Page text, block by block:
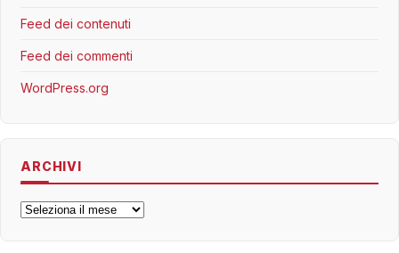
Feed dei contenuti
Feed dei commenti
WordPress.org
ARCHIVI
Archivi